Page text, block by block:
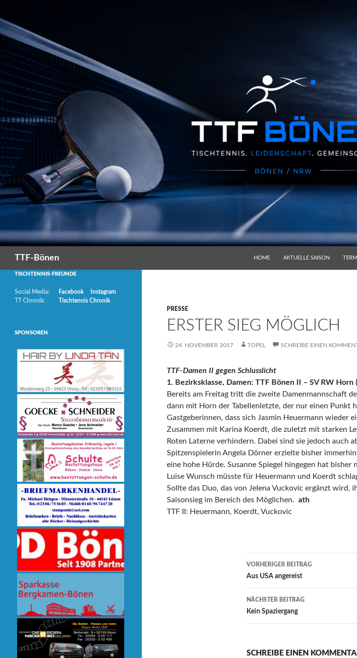
TTF-Bönen
HOME
AKTUELLE SAISON
PRESSE
ERSTER SIEG MÖGLICH
24. NOVEMBER 2017 TOPEL SCHREIBE EINEN
TTF-Damen II gegen Schlusslicht
1. Bezirksklasse, Damen: TTF Bönen II – SV RW
Bereits am Freitag tritt die zweite Damenmannschaft
dann mit Horn der Tabellenletzte, der nur einen
Gastgeberinnen, dass sich Jasmin Heuermann wieder
Zusammen mit Karina Koerdt, die zuletzt mit starken
Roten Laterne verhindern. Dabei sind sie jedoch auch
Spitzenspielerin Angela Dörner erzielte bisher
eine hohe Hürde. Susanne Spiegel hingegen hat
Luise Wunsch müsste für Heuermann und Koerdt
Sollte das Duo, das von Jelena Vuckovic ergänzt wird,
Saisonsieg im Bereich des Möglichen. ath
TTF II: Heuermann, Koerdt, Vuckovic
Beitrags-
Navigation
VORHERIGER BEITRAG
Aus USA angereist
NÄCHSTER BEITRAG
Kein Spaziergang
SCHREIBE EINEN
TISCHTENNIS-FREUNDE
Social Media: Facebook
Instagram
TT Chronik:
Tischtennis Chronik
SPONSOREN